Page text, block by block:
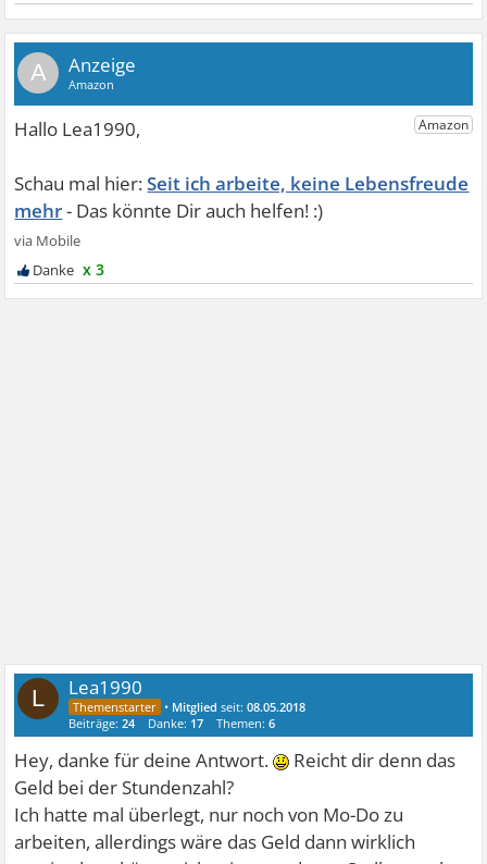
A
Seit ich arbeite, keine Lebensfreude
mehr
x 3
L Lea1990
• Mitglied seit:08.05.2018
Beiträge:24 Danke: 17 Themen:6
Hey, danke für deine Antwort.
Reicht dir denn das
Geld bei der Stundenzahl?
Ich hatte mal überlegt, nur noch von Mo-Do zu
arbeiten, allerdings wäre das Geld dann wirklich